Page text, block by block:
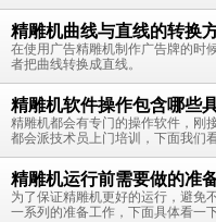
精雕机曲线与直线的转换
在使用广告精雕机制作广告牌的时
者把曲线转换成直线。
精雕机软件操作包含哪些
精雕机都会有专门的操作软件，刚
都会派技术员上门培训，下面我们
精雕机运行前需要做的准
为了保证精雕机更好的运行，避免
一系列的准备工作，下面具体看一